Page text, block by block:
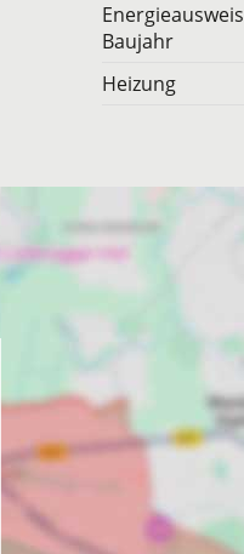
Energieausweis
Baujahr
Heizung